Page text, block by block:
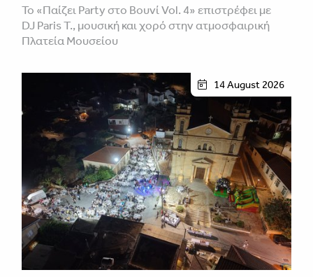
Το «Παίζει Party στο Βουνί Vol. 4» επιστρέφει με
DJ Paris T., μουσική και χορό στην ατμοσφαιρική
Πλατεία Μουσείου
14 August 2026